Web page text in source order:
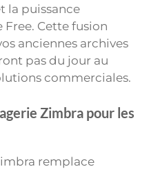
la puissance
Free. Cette fusion
anciennes archives
pas du jour au
commerciales.
Zimbra pour les
remplace